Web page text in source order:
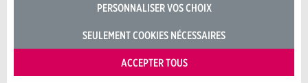
PERSONNALISER VOS CHOIX
SEULEMENT COOKIES NÉCESSAIRES
ACCEPTER TOUS